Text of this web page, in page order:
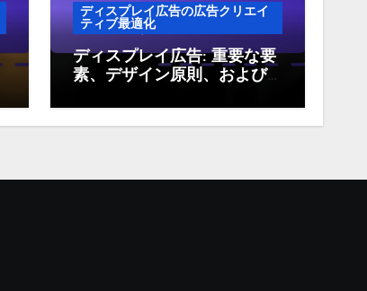
ディスプレイ広告の広告クリエイ
ティブ最適化
ディスプレイ広告: 重要な要
素、デザイン原則、および